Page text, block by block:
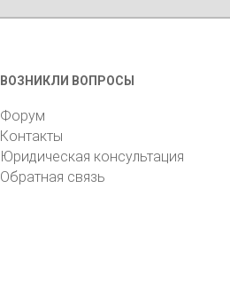
ВОЗНИКЛИ ВОПРОСЫ
Форум
Контакты
Юридическая консультация
Обратная связь